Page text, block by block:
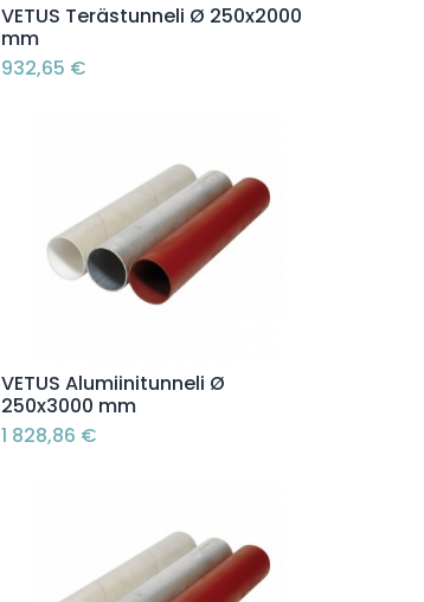
Lisää ostoskoriin
VETUS Terästunneli Ø 250x2000
mm
932,65 €
Lisää ostoskoriin
VETUS Alumiinitunneli Ø
250x3000 mm
1 828,86 €